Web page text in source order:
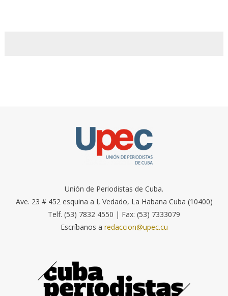
Unión de Periodistas de Cuba.
Ave. 23 # 452 esquina a I, Vedado, La Habana Cuba (10400)
Telf. (53) 7832 4550 | Fax: (53) 7333079
Escríbanos a redaccion@upec.cu